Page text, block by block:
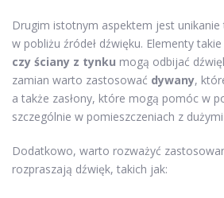
Drugim istotnym aspektem jest
w pobliżu źródeł dźwięku. Elementy
czy ściany z tynku mogą odbijać
zamian warto zastosować dywany,
a także zasłony, które mogą pomóc w
szczególnie w pomieszczeniach z
Dodatkowo, warto rozważyć
rozpraszają dźwięk, takich jak: